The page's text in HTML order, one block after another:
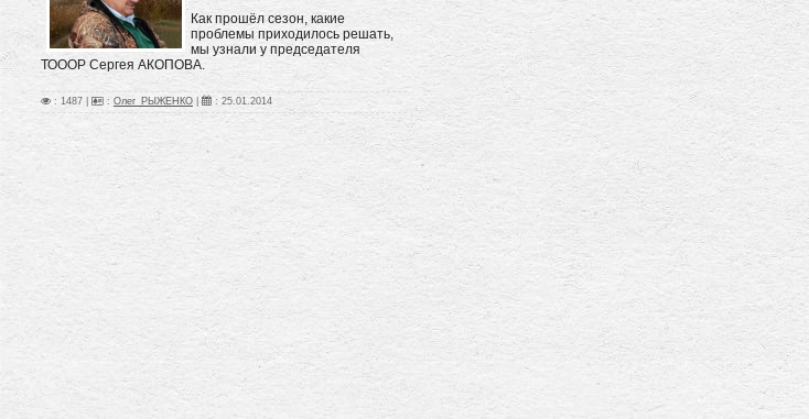
Как прошёл сезон, какие
проблемы приходилось решать,
мы узнали у председателя
ТОООР Сергея АКОПОВА.
: 1487 | : Олег_РЫЖЕНКО : 25.01.2014